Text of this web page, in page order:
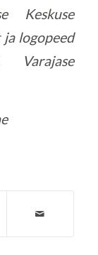
Keskuse
logopeed
Varajase